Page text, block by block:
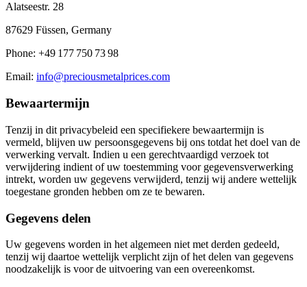
Alatseestr. 28
87629 Füssen, Germany
Phone: +49 177 750 73 98
Email: info@preciousmetalprices.com
Bewaartermijn
Tenzij in dit privacybeleid een specifiekere bewaartermijn is
vermeld, blijven uw persoonsgegevens bij ons totdat het doel van de
verwerking vervalt. Indien u een gerechtvaardigd verzoek tot
verwijdering indient of uw toestemming voor gegevensverwerking
intrekt, worden uw gegevens verwijderd, tenzij wij andere wettelijk
toegestane gronden hebben om ze te bewaren.
Gegevens delen
Uw gegevens worden in het algemeen niet met derden gedeeld,
tenzij wij daartoe wettelijk verplicht zijn of het delen van gegevens
noodzakelijk is voor de uitvoering van een overeenkomst.